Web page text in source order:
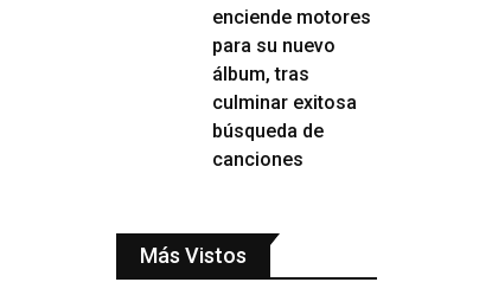
enciende motores
para su nuevo
álbum, tras
culminar exitosa
búsqueda de
canciones
Más Vistos